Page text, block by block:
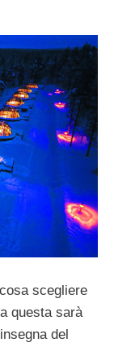
scegliere
questa sarà
del